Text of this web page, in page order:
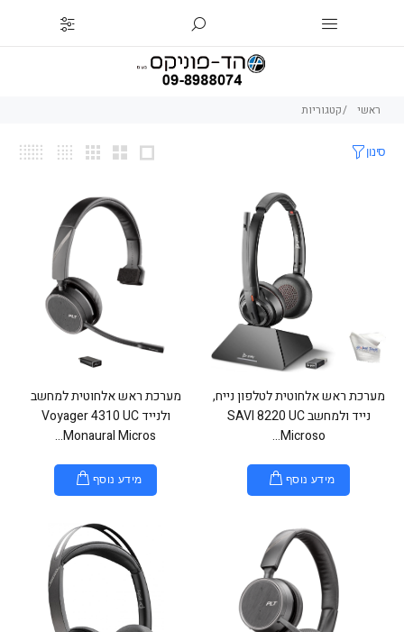
ראשי קטגוריות
סינון
מערכת ראש אלחוטית לטלפון נייח,
נייד ולמחשב SAVI 8220 UC
Microso...
מידע נוסף
מערכת ראש אלחוטית למחשב
ולנייד Voyager 4310 UC
Monaural Micros...
מידע נוסף